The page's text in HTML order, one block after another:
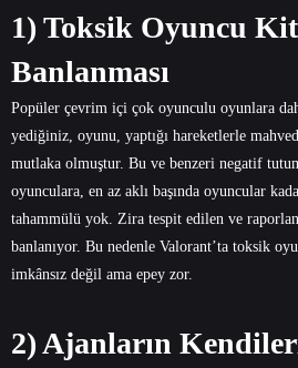
1) Toksik Oyuncu
Banlanması
Popüler çevrim içi çok oyunculu oyunlara
yediğiniz, oyunu, yaptığı hareketlerle
mutlaka olmuştur. Bu ve benzeri negatif
oyunculara, en az aklı başında oyuncular
tahammülü yok. Zira tespit edilen ve
banlanıyor. Bu nedenle Valorant’ta toksik
imkânsız değil ama epey zor.
2) Ajanların